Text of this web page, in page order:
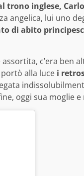
trono inglese, Carlo
angelica, lui uno
di abito
c’era ben
alla luce i
oggi sua moglie